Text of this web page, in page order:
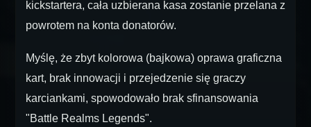
kickstartera, cała uzbierana kasa zostanie przelana z
powrotem na konta donatorów.
Myślę, że zbyt kolorowa (bajkowa) oprawa graficzna
kart, brak innowacji i przejedzenie się graczy
karciankami, spowodowało brak sfinansowania
"Battle Realms Legends".